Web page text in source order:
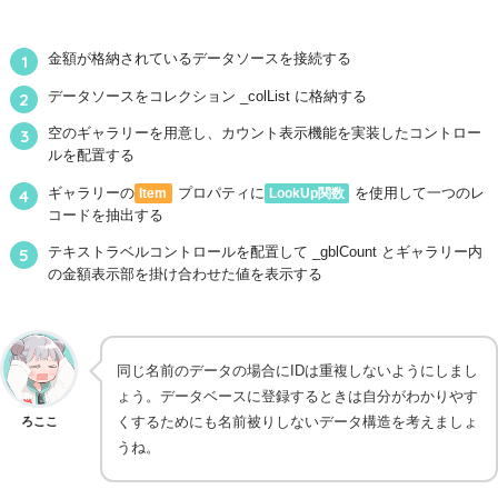
金額が格納されているデータソースを接続する
データソースをコレクション _colList に格納する
空のギャラリーを用意し、カウント表示機能を実装したコントロー
ルを配置する
ギャラリーの Item プロパティに LookUp関数
を使用して一つのレ
コードを抽出する
テキストラベルコントロールを配置して _gblCount とギャラリー内
の金額表示部を掛け合わせた値を表示する
ろここ
同じ名前のデータの場合にIDは重複しないようにしまし
ょう。データベースに登録するときは自分がわかりやす
くするためにも名前被りしないデータ構造を考えましょ
うね。